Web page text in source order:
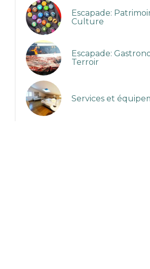
d'hôtes et table d'hôtes
Garonne, piscine,
Escapade:
Culture
Escapade:
Terroir
Services et